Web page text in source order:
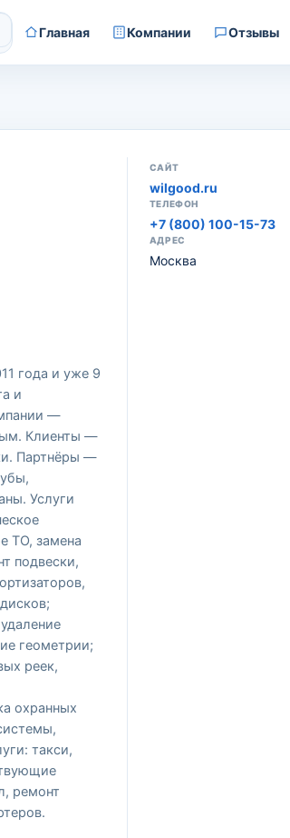
Главная Компании Отзывы
года и уже 9
и
—
Клиенты —
Партнёры —
Услуги
ТО, замена
подвески,
геометрии;
реек,
охранных
такси,
ремонт
САЙТ
wilgood.ru
ТЕЛЕФОН
+7 (800) 100-15-73
АДРЕС
Москва